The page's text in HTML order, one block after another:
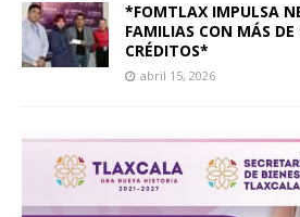
*FOMTLAX IMPULSA
FAMILIAS CON MÁS
CRÉDITOS*
abril 15, 2026